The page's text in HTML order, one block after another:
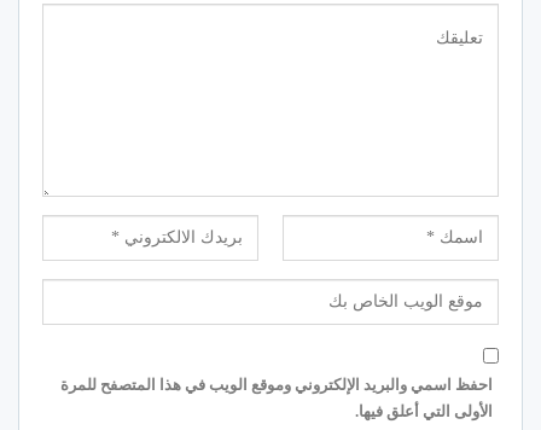
احفظ اسمي والبريد الإلكتروني وموقع الويب في هذا المتصفح للمرة
الأولى التي أعلق فيها.